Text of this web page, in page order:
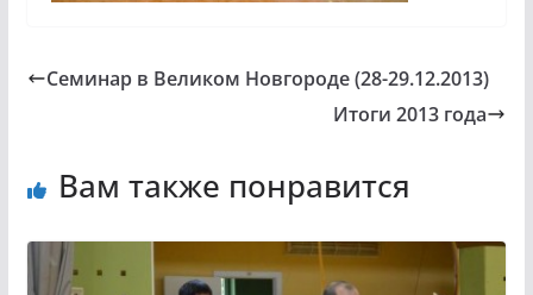
Семинар в Великом Новгороде (28-29.12.2013)
Итоги 2013 года
Вам также понравится